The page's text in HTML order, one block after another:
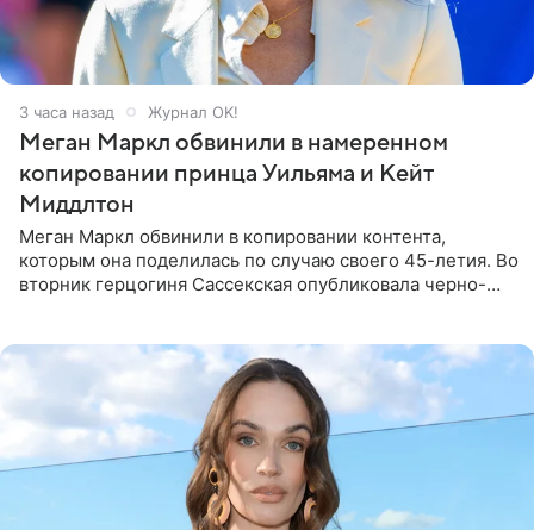
3 часа назад Журнал OK!
Меган Маркл обвинили в намеренном
копировании принца Уильяма и Кейт
Миддлтон
Меган Маркл обвинили в копировании контента,
которым она поделилась по случаю своего 45-летия. Во
вторник герцогиня Сассекская опубликовала черно-